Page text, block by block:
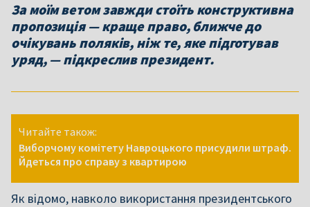
За моїм ветом завжди стоїть конструктивна
пропозиція — краще право, ближче до
очікувань поляків, ніж те, яке підготував
уряд, — підкреслив президент.
Читайте також:
Виборчому комітету Навроцького присудили штраф.
Йдеться про справу з квартирою
Як відомо, навколо використання президентського